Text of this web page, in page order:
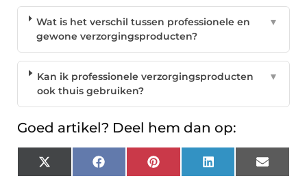
Wat is het verschil tussen professionele en
gewone verzorgingsproducten?
▼
Kan ik professionele verzorgingsproducten
ook thuis gebruiken?
▼
Goed artikel? Deel hem dan op:
X
(Twitter)
Facebook Pinterest LinkedIn Email